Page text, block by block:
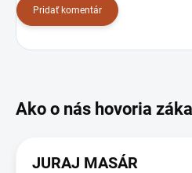
Pridať komentár
JURAJ MASÁR